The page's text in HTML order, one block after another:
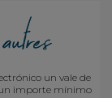
un vale de
importe mínimo